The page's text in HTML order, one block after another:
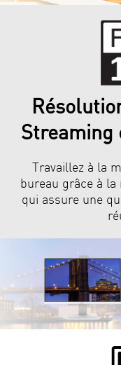
Streaming
Travaillez à la
bureau grâce à la
qui assure une